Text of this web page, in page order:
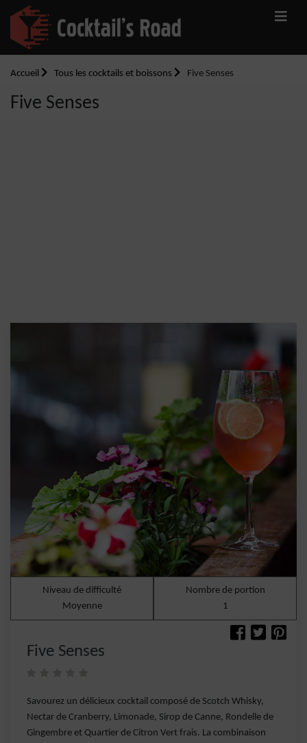
Accueil Tous les cocktails et boissons Five Senses
Five Senses
Niveau de difficulté
Moyenne
Nombre de portion
1
Five Senses
Savourez un délicieux cocktail composé de Scotch Whisky,
Nectar de Cranberry, Limonade, Sirop de Canne, Rondelle de
Gingembre et Quartier de Citron Vert frais. La combinaison